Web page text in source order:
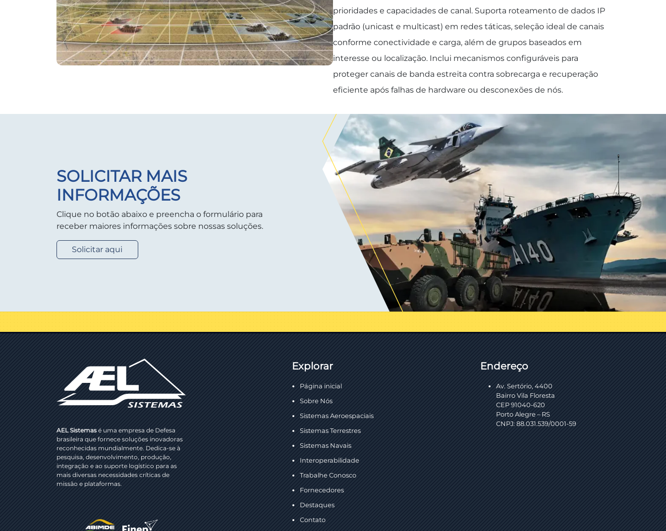
prioridades e capacidades de canal. Suporta roteamento de dados IP
padrão (unicast e multicast) em redes táticas, seleção ideal de canais
conforme conectividade e carga, além de grupos baseados em
interesse ou localização. Inclui mecanismos configuráveis para
proteger canais de banda estreita contra sobrecarga e recuperação
eficiente após falhas de hardware ou desconexões de nós.
SOLICITAR MAIS
INFORMAÇÕES
Clique no botão abaixo e preencha o formulário para
receber maiores informações sobre nossas soluções.
Solicitar aqui
AEL Sistemasé uma empresa de Defesa
brasileira que fornece soluções inovadoras
reconhecidas mundialmente. Dedica-se à
pesquisa, desenvolvimento, produção,
integração e ao suporte logístico para as
mais diversas necessidades críticas de
missão e plataformas.
Explorar
Página inicial
Sobre Nós
Sistemas Aeroespaciais
Sistemas Terrestres
Sistemas Navais
Interoperabilidade
Trabalhe Conosco
Fornecedores
Destaques
Contato
Endereço
Av. Sertório, 4400
Bairro Vila Floresta
CEP 91040-620
Porto Alegre – RS
CNPJ: 88.031.539/0001-59